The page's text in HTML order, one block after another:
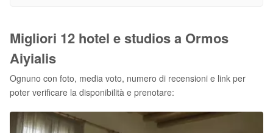
Migliori 12 hotel e studios a Ormos
Aiyialis
Ognuno con foto, media voto, numero di recensioni e link per
poter verificare la disponibilità e prenotare: